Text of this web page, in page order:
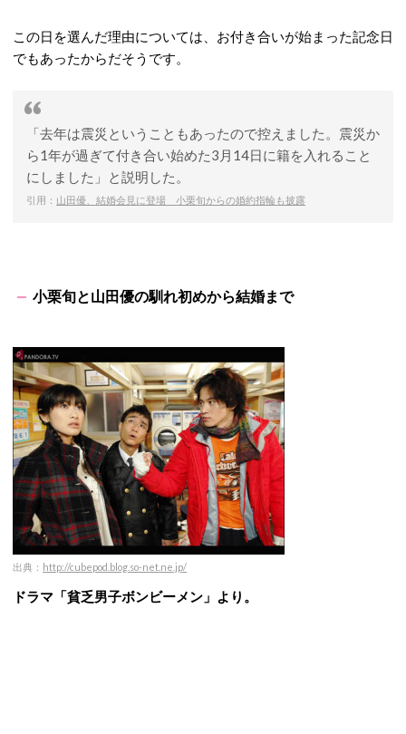
この日を選んだ理由については、お付き合いが始まった記念日
でもあったからだそうです。
「去年は震災ということもあったので控えました。震災か
ら1年が過ぎて付き合い始めた3月14日に籍を入れること
にしました」と説明した。
引用： 山田優、結婚会見に登場 小栗旬からの婚約指輪も披露
小栗旬と山田優の馴れ初めから結婚まで
出典： http://cubepod.blog.so-net.ne.jp/
ドラマ「貧乏男子ボンビーメン」より。